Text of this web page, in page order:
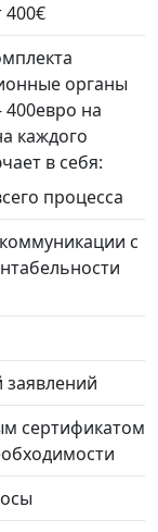
400€
органы
400евро на
каждого
в себя:
процесса
с
сертификатом